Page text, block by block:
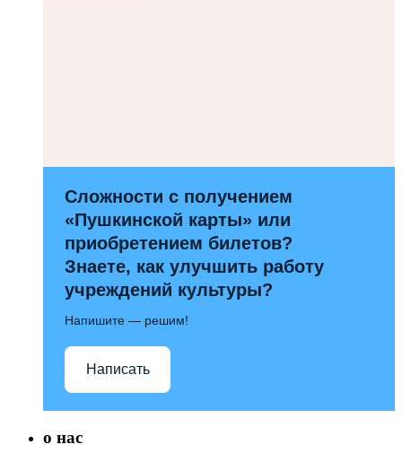
Сложности с получением
«Пушкинской карты» или
приобретением билетов?
Знаете, как улучшить работу
учреждений культуры?
Напишите — решим!
Написать
о нас